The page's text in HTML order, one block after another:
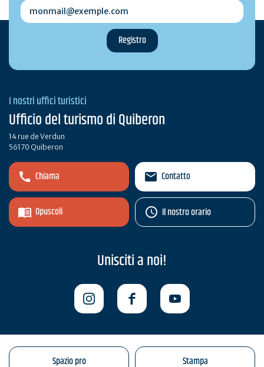
monmail@exemple.com
I nostri uffici turistici
Ufficio del turismo di Quiberon
14 rue de Verdun
56170 Quiberon
Chiama
Opuscoli
Contatto
Il nostro orario
Unisciti a noi!
Spazio pro Stampa